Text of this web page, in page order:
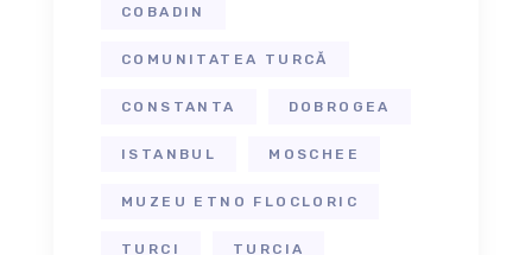
COBADIN
COMUNITATEA TURCĂ
CONSTANTA DOBROGEA
ISTANBUL MOSCHEE
MUZEU ETNO FLOCLORIC
TURCI TURCIA